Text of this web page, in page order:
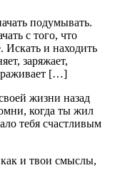
подумывать.
с того, что
Искать и находить
заряжает,
[…]
жизни назад
когда ты жил
тебя счастливым
и твои смыслы,